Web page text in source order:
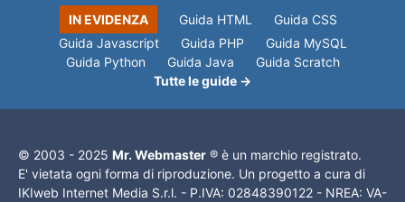
IN EVIDENZA Guida HTML
Guida CSS
Guida Javascript
Guida PHP
Guida MySQL
Guida Python
Guida Java
Guida Scratch
Tutte le guide →
© 2003 - 2025 Mr. Webmaster ® è un marchio registrato.
E' vietata ogni forma di riproduzione. Un progetto a cura di
IKIweb Internet Media S.r.l. - P.IVA: 02848390122 - NREA: VA-